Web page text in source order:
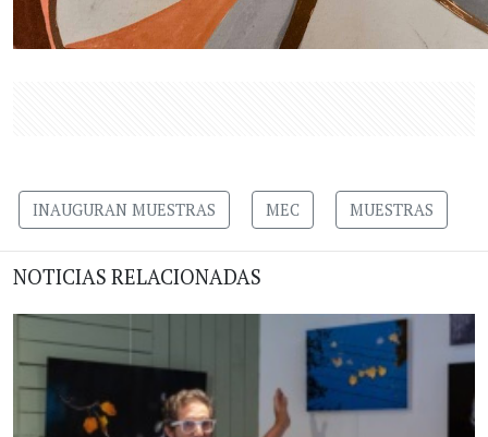
INAUGURAN MUESTRAS MEC MUESTRAS
NOTICIAS RELACIONADAS